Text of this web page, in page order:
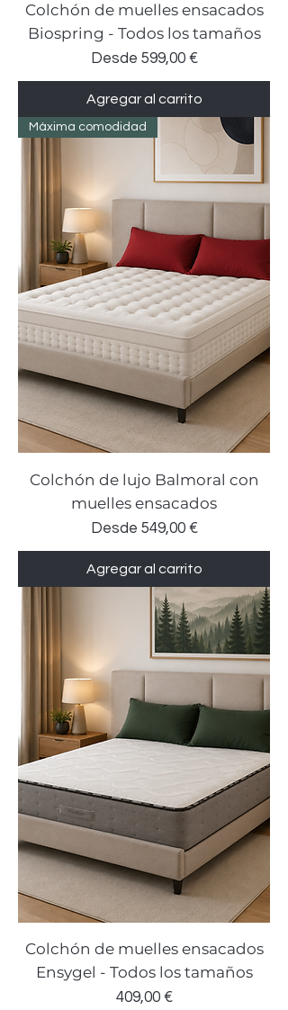
Colchón de muelles ensacados
Biospring - Todos los tamaños
Desde 599,00 €
Precio de oferta
Agregar al carrito
Máxima comodidad
Colchón de lujo Balmoral con
muelles ensacados
Desde 549,00 €
Precio de oferta
Agregar al carrito
Colchón de muelles ensacados
Ensygel - Todos los tamaños
Precio
409,00 €